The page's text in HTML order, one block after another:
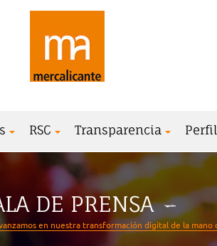
RSC Transparencia
DE PRENSA
en nuestra transformación digital de la mano